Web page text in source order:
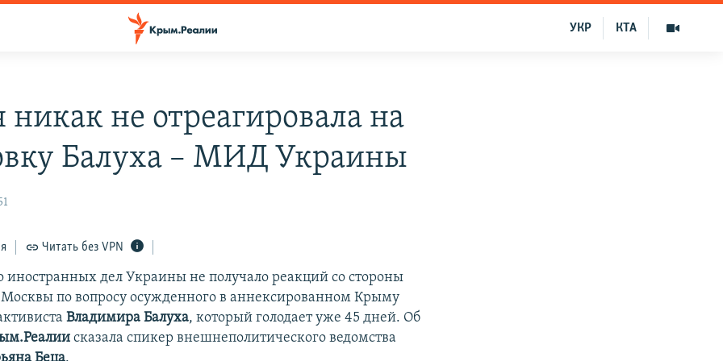
КТА
УКР
никак не отреагировала на
Балуха – МИД Украины
Читать без VPN
иностранных дел Украины не получало реакций со стороны
по вопросу осужденного в аннексированном Крыму
Владимира Балуха, который голодает уже 45 дней. Об
сказала спикер внешнеполитического ведомства